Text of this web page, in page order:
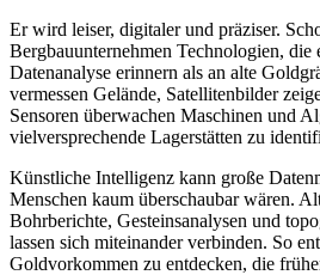
Er wird leiser, digitaler und präziser.
Bergbauunternehmen Technologien, die
Datenanalyse erinnern als an alte
vermessen Gelände, Satellitenbilder
Sensoren überwachen Maschinen und
vielversprechende Lagerstätten zu
Künstliche Intelligenz kann große
Menschen kaum überschaubar wären.
Bohrberichte, Gesteinsanalysen und
lassen sich miteinander verbinden. So
Goldvorkommen zu entdecken, die